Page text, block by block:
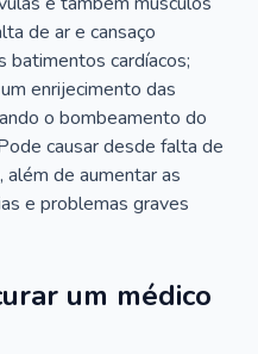
de ar e cansaço
batimentos cardíacos;
enrijecimento das
o bombeamento do
causar desde falta de
além de aumentar as
e problemas graves
um médico